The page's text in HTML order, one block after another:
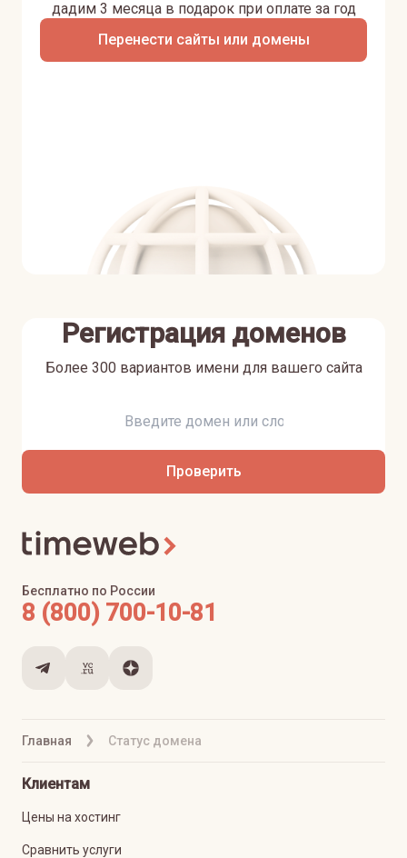
Перенести сайты или домены
дадим 3 месяца в подарок при оплате за год
Регистрация доменов
Более 300 вариантов имени для вашего сайта
Проверить
Главная Статус домена
Бесплатно по России
8 (800) 700-10-81
Клиентам
Цены на хостинг
Сравнить услуги